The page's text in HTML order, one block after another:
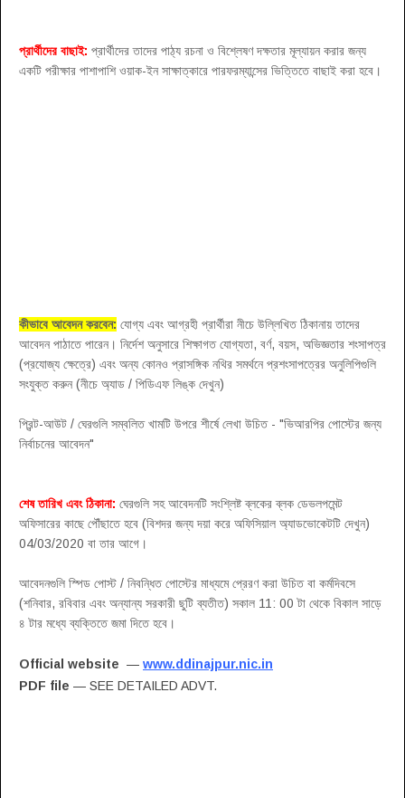
প্রার্থীদের বাছাই: প্রার্থীদের তাদের পাঠ্য রচনা ও বিশ্লেষণ দক্ষতার মূল্যায়ন করার জন্য
একটি পরীক্ষার পাশাপাশি ওয়াক-ইন সাক্ষাত্কারে পারফরম্যান্সের ভিত্তিতে বাছাই করা হবে।
কীভাবে আবেদন করবেন: যোগ্য এবং আগ্রহী প্রার্থীরা নীচে উল্লিখিত ঠিকানায় তাদের
আবেদন পাঠাতে পারেন। নির্দেশ অনুসারে শিক্ষাগত যোগ্যতা, বর্ণ, বয়স, অভিজ্ঞতার শংসাপত্র
(প্রযোজ্য ক্ষেত্রে) এবং অন্য কোনও প্রাসঙ্গিক নথির সমর্থনে প্রশংসাপত্রের অনুলিপিগুলি
সংযুক্ত করুন (নীচে অ্যাড / পিডিএফ লিঙ্ক দেখুন)
প্রিন্ট-আউট / ঘেরগুলি সম্বলিত খামটি উপরে শীর্ষে লেখা উচিত - "ভিআরপির পোস্টের জন্য
নির্বাচনের আবেদন"
শেষ তারিখ এবং ঠিকানা: ঘেরগুলি সহ আবেদনটি সংশ্লিষ্ট ব্লকের ব্লক ডেভলপমেন্ট
অফিসারের কাছে পৌঁছাতে হবে (বিশদর জন্য দয়া করে অফিসিয়াল অ্যাডভোকেটটি দেখুন)
04/03/2020 বা তার আগে।
আবেদনগুলি স্পিড পোস্ট / নিবন্ধিত পোস্টের মাধ্যমে প্রেরণ করা উচিত বা কর্মদিবসে
(শনিবার, রবিবার এবং অন্যান্য সরকারী ছুটি ব্যতীত) সকাল 11: 00 টা থেকে বিকাল সাড়ে
৪ টার মধ্যে ব্যক্তিতে জমা দিতে হবে।
Official website — www.ddinajpur.nic.in
PDF file — SEE DETAILED ADVT.